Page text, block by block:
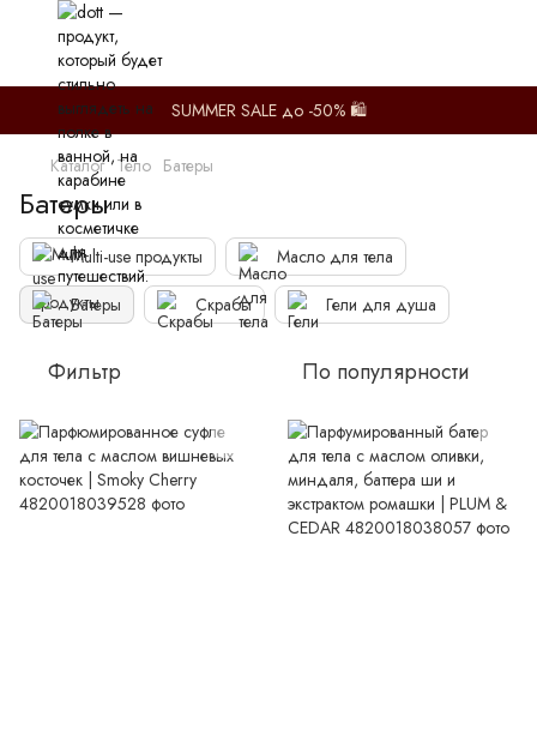
SUMMER SALE до -50% 🛍️
Каталог Тело Батеры
Батеры
Multi-use продукты
Масло для тела
Батеры
Скрабы Гели для душа
Фильтр По популярности